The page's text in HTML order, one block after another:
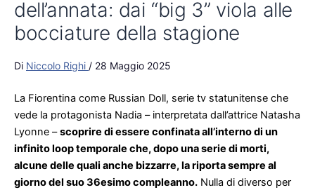
dell’annata: dai “big 3” viola alle
bocciature della stagione
Di Niccolo Righi / 28 Maggio 2025
La Fiorentina come Russian Doll, serie tv statunitense che
vede la protagonista Nadia – interpretata dall’attrice Natasha
Lyonne –scoprire di essere confinata all’interno di un
infinito loop temporale che, dopo una serie di morti,
alcune delle quali anche bizzarre, la riporta sempre al
giorno del suo 36esimo compleanno. Nulla di diverso per